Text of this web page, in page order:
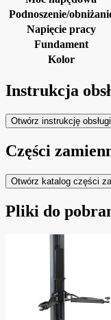
Podnoszenie/
Napięcie pracy
Fundament
Kolor
Instrukcja
Otwórz instrukcję obsługi
Części
Otwórz katalog części
Pliki do